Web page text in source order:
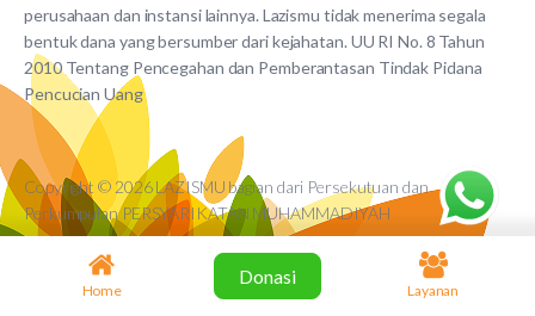
perusahaan dan instansi lainnya. Lazismu tidak menerima segala
bentuk dana yang bersumber dari kejahatan. UU RI No. 8 Tahun
2010 Tentang Pencegahan dan Pemberantasan Tindak Pidana
Pencucian Uang
Copyright © 2026 LAZISMU bagian dari Persekutuan dan
Perkumpulan PERSYARIKATAN MUHAMMADIYAH
Home
Donasi
Layanan